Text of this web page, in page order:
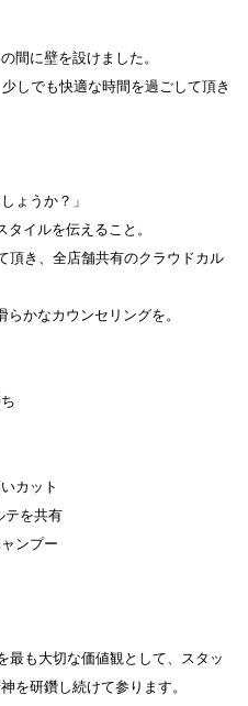
間に壁を設けました。
しでも快適な時間を過ごして頂き
ょうか？」
イルを伝えること。
頂き、全店舗共有のクラウドカル
かなカウンセリングを。
カット
テを共有
ンプー
最も大切な価値観として、スタッ
を研鑽し続けて参ります。